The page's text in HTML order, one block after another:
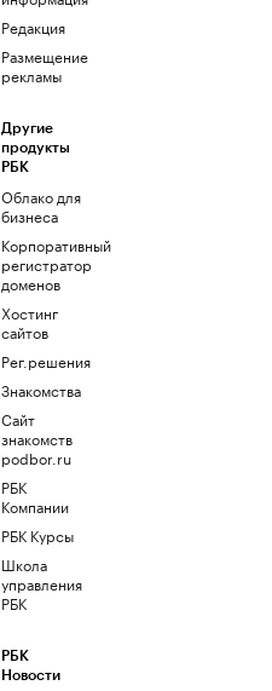
Редакция
Размещение
рекламы
Другие
продукты
РБК
Облако для
бизнеса
Корпоративный
регистратор
доменов
Хостинг
сайтов
Рег.решения
Знакомства
Сайт
знакомств
podbor.ru
РБК
Компании
РБК Курсы
Школа
управления
РБК
РБК
Новости